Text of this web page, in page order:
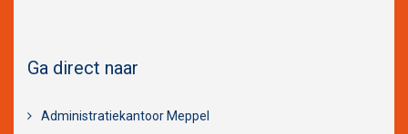
Ga direct naar
Administratiekantoor Meppel